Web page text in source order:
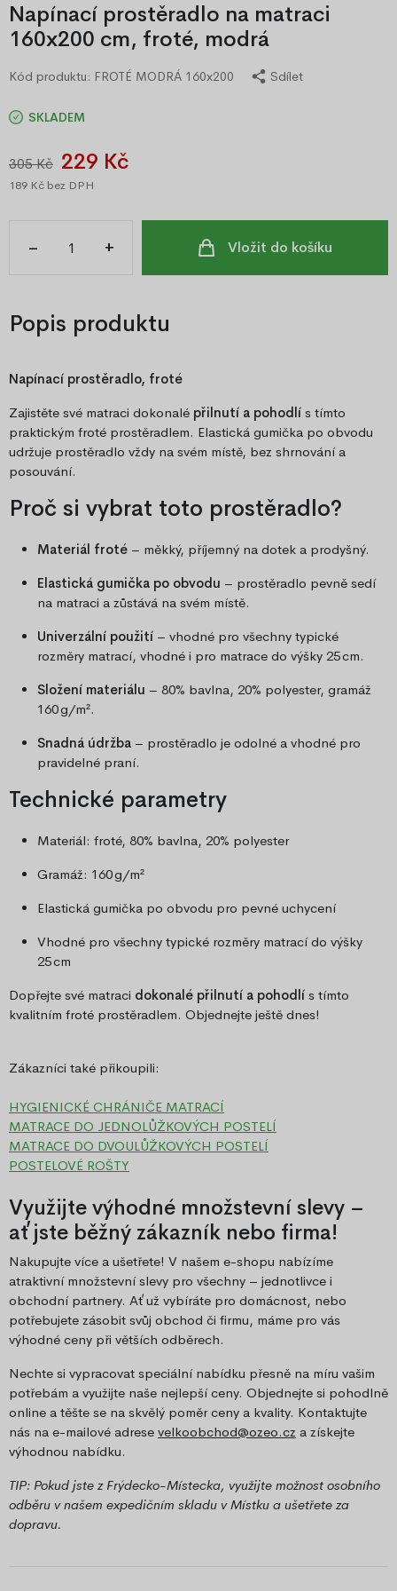
Napínací prostěradlo na matraci
160x200 cm, froté, modrá
Kód produktu: FROTÉ MODRÁ 160x200 Sdílet
SKLADEM
305 Kč 229 Kč
189 Kč bez DPH
– + Vložit do košíku
Popis produktu
Napínací prostěradlo, froté
Zajistěte své matraci dokonalé přilnutí a pohodlí s tímto
praktickým froté prostěradlem. Elastická gumička po obvodu
udržuje prostěradlo vždy na svém místě, bez shrnování a
posouvání.
Proč si vybrat toto prostěradlo?
Materiál froté – měkký, příjemný na dotek a prodyšný.
Elastická gumička po obvodu – prostěradlo pevně sedí
na matraci a zůstává na svém místě.
Univerzální použití – vhodné pro všechny typické
rozměry matrací, vhodné i pro matrace do výšky 25 cm.
Složení materiálu – 80% bavlna, 20% polyester, gramáž
160 g/m².
Snadná údržba – prostěradlo je odolné a vhodné pro
pravidelné praní.
Technické parametry
Materiál: froté, 80% bavlna, 20% polyester
Gramáž: 160 g/m²
Elastická gumička po obvodu pro pevné uchycení
Vhodné pro všechny typické rozměry matrací do výšky
25 cm
Dopřejte své matraci dokonalé přilnutí a pohodlí s tímto
kvalitním froté prostěradlem. Objednejte ještě dnes!
Zákazníci také přikoupili:
HYGIENICKÉ CHRÁNIČE MATRACÍ
MATRACE DO JEDNOLŮŽKOVÝCH POSTELÍ
MATRACE DO DVOULŮŽKOVÝCH POSTELÍ
POSTELOVÉ ROŠTY
Využijte výhodné množstevní slevy –
ať jste běžný zákazník nebo firma!
Nakupujte více a ušetřete! V našem e-shopu nabízíme
atraktivní množstevní slevy pro všechny – jednotlivce i
obchodní partnery. Ať už vybíráte pro domácnost, nebo
potřebujete zásobit svůj obchod či firmu, máme pro vás
výhodné ceny při větších odběrech.
Nechte si vypracovat speciální nabídku přesně na míru vašim
potřebám a využijte naše nejlepší ceny. Objednejte si pohodlně
online a těšte se na skvělý poměr ceny a kvality. Kontaktujte
nás na e-mailové adrese velkoobchod@ozeo.cz a získejte
výhodnou nabídku.
TIP: Pokud jste z Frýdecko-Místecka, využijte možnost osobního
odběru v našem expedičním skladu v Místku a ušetřete za
dopravu.